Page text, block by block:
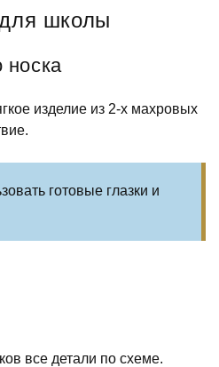
школы
носка
изделие из 2-х махровых
готовые глазки и
все детали по схеме.